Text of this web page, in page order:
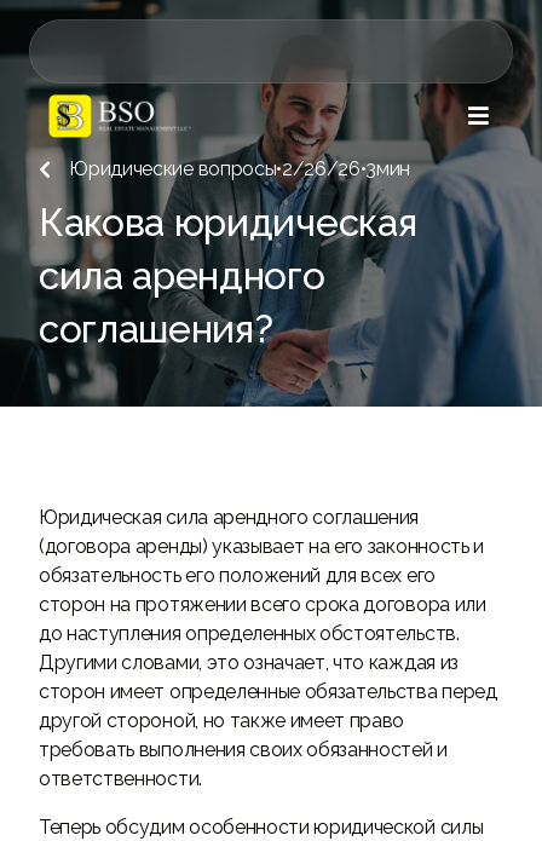

 Юридические вопросы•2/26/26•3мин
Какова юридическая
сила арендного
соглашения?
Юридическая сила арендного соглашения
(договора аренды) указывает на его законность и
обязательность его положений для всех его
сторон на протяжении всего срока договора или
до наступления определенных обстоятельств.
Другими словами, это означает, что каждая из
сторон имеет определенные обязательства перед
другой стороной, но также имеет право
требовать выполнения своих обязанностей и
ответственности.
Теперь обсудим особенности юридической силы